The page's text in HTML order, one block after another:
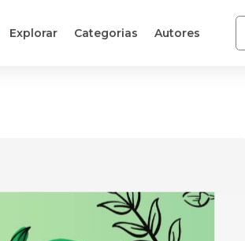
Explorar Categorias Autores